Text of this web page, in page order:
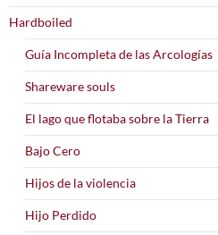
Hardboiled
Guía Incompleta de las Arcologías
Shareware souls
El lago que flotaba sobre la Tierra
Bajo Cero
Hijos de la violencia
Hijo Perdido